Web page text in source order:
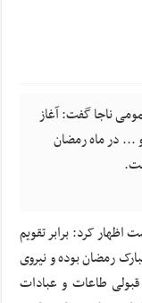
ناجا گفت: آغاز
... در ماه رمضان
کرد: برابر تقویم
رمضان بوده و نیروی
طاعات و عبادات